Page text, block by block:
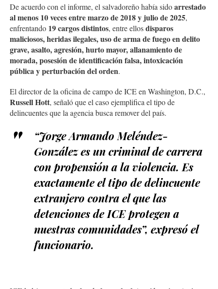
De acuerdo con el informe, el salvadoreño había sidoarrestado
al menos 10 veces entre marzo de 2018 y julio de 2025,
enfrentando 19 cargos distintos, entre ellosdisparos
maliciosos, heridas ilegales, uso de arma de fuego en delito
grave, asalto, agresión, hurto mayor, allanamiento de
morada, posesión de identificación falsa, intoxicación
pública y perturbación del orden.
El director de la oficina de campo de ICE en Washington, D.C.,
Russell Hott, señaló que el caso ejemplifica el tipo de
delincuentes que la agencia busca remover del país.
“Jorge Armando Meléndez-
González es un criminal de carrera
con propensión a la violencia. Es
exactamente el tipo de delincuente
extranjero contra el que las
detenciones de ICE protegen a
nuestras comunidades”, expresó el
funcionario.